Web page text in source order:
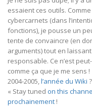
essaient ces outils.
cybercarnets (dans
fonctions), je pousse un
tente de convaincre (en
arguments) tout en
responsable. Ce n’est
comme ça que je me sens !
2004-2005,l’année du Wiki ?
« Stay tuned on this
prochainement !